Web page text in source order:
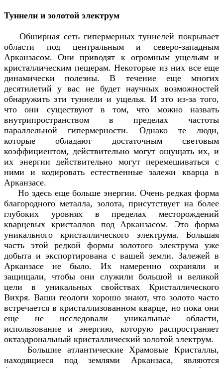
Туннели и золотой электрум
Обширная сеть гипермерных туннелей покрывает
области под центральным и северо-западным
Арканзасом. Они приводят к огромным ущельям и
кристаллическим пещерам. Некоторые из них все еще
динамически полезны. В течение еще многих
десятилетий у вас не будет научных возможностей
обнаружить эти туннели и ущелья. И это из-за того,
что они существуют в том, что можно назвать
внутрипространством в пределах частоты
параллельной гипермерности. Однако те люди,
которые обладают достаточным световым
коэффициентом, действительно могут ощущать их, и
их энергии действительно могут перемешиваться с
ними и кодировать естественные залежи кварца в
Арканзасе.
Но здесь еще больше энергии. Очень редкая форма
благородного металла, золота, присутствует на более
глубоких уровнях в пределах месторождений
кварцевых кристаллов под Арканзасом. Это форма
уникального кристаллического электрума. Большая
часть этой редкой формы золотого электрума уже
добыта и экспортирована с вашей земли. Залежей в
Арканзасе не было. Их намеренно охраняли и
защищали, чтобы они служили большой и великой
цели в уникальных свойствах Кристаллического
Вихря. Ваши геологи хорошо знают, что золото часто
встречается в кристаллизованном кварце, но пока они
еще не исследовали уникальные области,
использование и энергию, которую распространяет
oктаэдрональный кристаллический золотой электрум.
Большие атлантические Храмовые Кристаллы,
находящиеся под землями Арканзаса, являются